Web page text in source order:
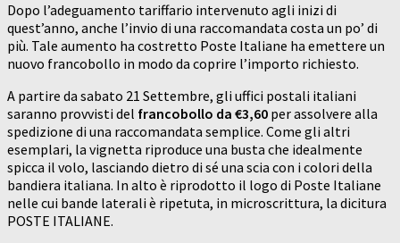
Dopo l’adeguamento tariffario intervenuto agli inizi di
quest’anno, anche l’invio di una raccomandata costa un po’ di
più. Tale aumento ha costretto Poste Italiane ha emettere un
nuovo francobollo in modo da coprire l’importo richiesto.
A partire da sabato 21 Settembre, gli uffici postali italiani
saranno provvisti del francobollo da €3,60 per assolvere alla
spedizione di una raccomandata semplice. Come gli altri
esemplari, la vignetta riproduce una busta che idealmente
spicca il volo, lasciando dietro di sé una scia con i colori della
bandiera italiana. In alto è riprodotto il logo di Poste Italiane
nelle cui bande laterali è ripetuta, in microscrittura, la dicitura
POSTE ITALIANE.